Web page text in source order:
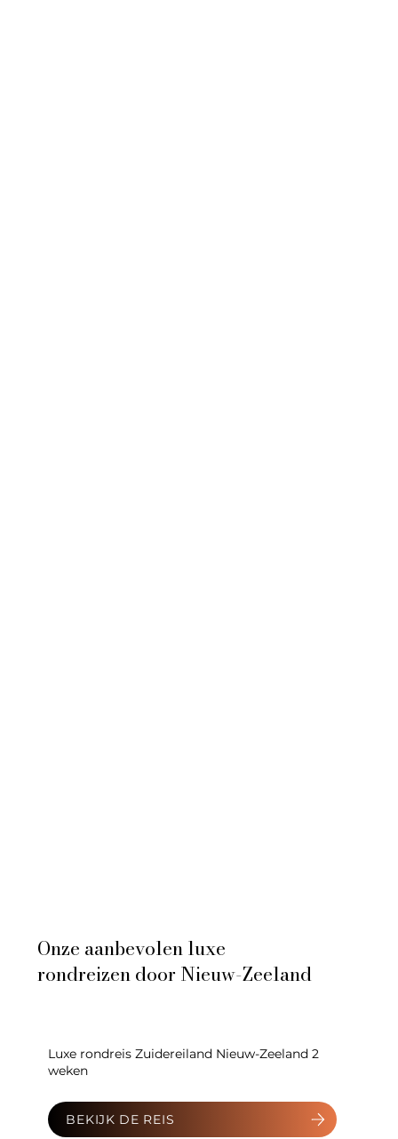
Onze aanbevolen luxe
rondreizen door Nieuw-Zeeland
Luxe rondreis Zuidereiland Nieuw-Zeeland 2
weken
BEKIJK DE REIS